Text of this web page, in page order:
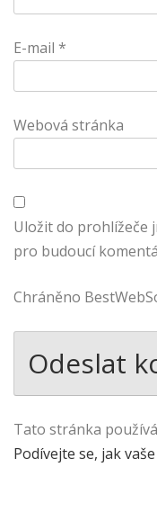
E-mail *
Webová stránka
Uložit do prohlížeče
pro budoucí
Chráněno
Tato stránka
Podívejte se, jak